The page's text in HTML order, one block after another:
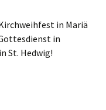
in Mariä
in
St. Hedwig!